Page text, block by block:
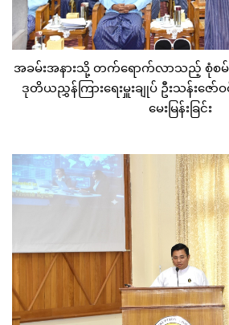
အခမ်းအနားသို့ တက်ရောက်လာသည့် စုံစမ်းစ
ဒုတိယညွှန်ကြားရေးမှူးချုပ် ဦးသန်းဇေ
မေးမြန်းခြင်း